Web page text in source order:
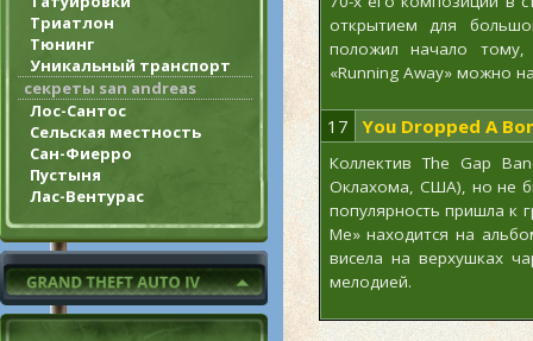
Триатлон
Тюнинг
Уникальный транспорт
секреты san andreas
Лос-Сантос
Сельская местность
Сан-Фиерро
Пустыня
Лас-Вентурас
открытием для
положил начало
«Running Away» можно
17 You Dropped A
Коллектив The Gap
Оклахома, США), но не
популярность пришла к
Me» находится на
висела на верхушках
мелодией.